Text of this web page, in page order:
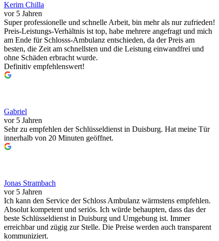
Kerim Chilla
vor 5 Jahren
Super professionelle und schnelle Arbeit, bin mehr als nur zufrieden!
Preis-Leistungs-Verhältnis ist top, habe mehrere angefragt und mich
am Ende für Schlosss-Ambulanz entschieden, da der Preis am
besten, die Zeit am schnellsten und die Leistung einwandfrei und
ohne Schäden erbracht wurde.
Definitiv empfehlenswert!
Gabriel
vor 5 Jahren
Sehr zu empfehlen der Schlüsseldienst in Duisburg. Hat meine Tür
innerhalb von 20 Minuten geöffnet.
Jonas Strambach
vor 5 Jahren
Ich kann den Service der Schloss Ambulanz wärmstens empfehlen.
Absolut kompetent und seriös. Ich würde behaupten, dass das der
beste Schlüsseldienst in Duisburg und Umgebung ist. Immer
erreichbar und zügig zur Stelle. Die Preise werden auch transparent
kommuniziert.